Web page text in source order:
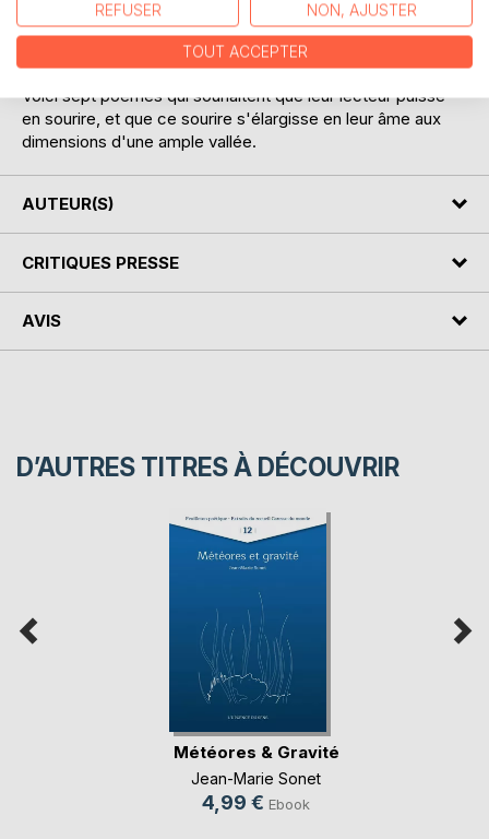
Ici, la poésie s'amuse comme un enfant, au risque de
verser dans la parodie ou dans les bouts-rimés...
Voici sept poèmes qui souhaitent que leur lecteur puisse
en sourire, et que ce sourire s'élargisse en leur âme aux
dimensions d'une ample vallée.
AUTEUR(S)
CRITIQUES PRESSE
AVIS
D’AUTRES TITRES À DÉCOUVRIR
Météores & Gravité
Jean-Marie Sonet
4,99 € Ebook
REFUSER NON, AJUSTER
TOUT ACCEPTER